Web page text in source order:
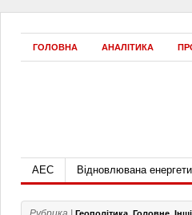
ГОЛОВНА АНАЛІТИКА
АЕС Відновлювана